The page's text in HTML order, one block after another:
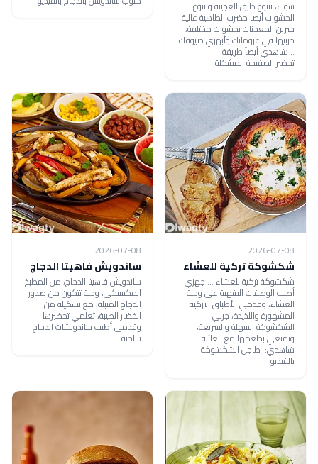
سواء، تتنوع طرق العجينة وتتنوع
الحشوات أيضا حضرت الطاهية عالية
جبرين المعجنات بحشوات مختلفة،
جربيها في عزوماتك وأبهري ضيوفك
.. شاهدي أيضاً طريقة
تحضير الصفيحة المشكلة
2026-07-08
شكشوكة تركية للعشاء
شكشوكة تركية للعشاء ... جهزي
أطيب الوصفات الشهية على وجبة
العشاء، وقدمي الأطباق التركية
المشهورة واللذيذة، جربي
الشكشوكة السهلة والسريعة،
وتمتعي بطعمها مع العائلة
شاهدي: طاجن الشكشوكة
بالفيديو
2026-07-08
ساندويش فاهيتا الدجاج
ساندويش فاهيتا الدجاج، من المطبخ
المكسيكي، وجبة تتكون من صدور
الدجاج المتبلة، مع تشكيلة من
الخضار الطيبة، تعلمي تحضيرها
وقدمي أطيب ساندويشات الدجاج
ساخنة